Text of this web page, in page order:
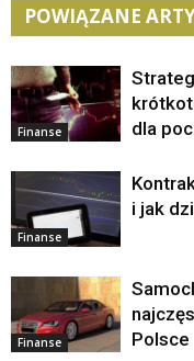
POWIĄZANE
Finanse
dla
Finanse
i jak
Finanse
Polsce